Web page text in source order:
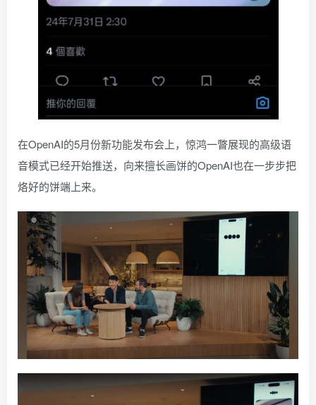
在OpenAI的5月份新功能发布会上，惊鸿一瞥展现的高级语
音模式已经开始推送，向来擅长画饼的OpenAI也在一步步把
烙好的饼端上来。